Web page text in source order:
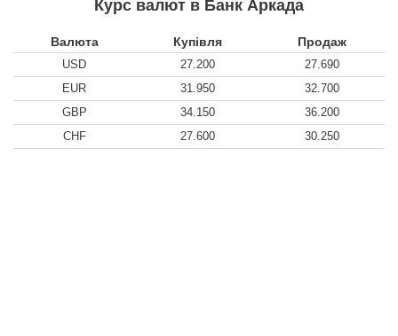
Курс валют в Банк Аркада
Валюта Купівля Продаж
USD 27.200
27.690
EUR
31.950
32.700
GBP
34.150
36.200
CHF
27.600 30.250